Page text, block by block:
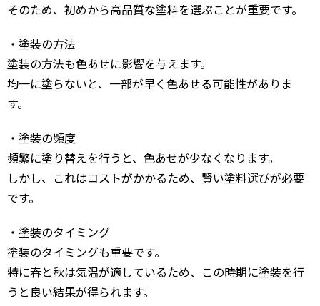
そのため、初めから高品質な塗料を選ぶことが重要です。
・塗装の方法
塗装の方法も色あせに影響を与えます。
均一に塗らないと、一部が早く色あせる可能性がありま
す。
・塗装の頻度
頻繁に塗り替えを行うと、色あせが少なくなります。
しかし、これはコストがかかるため、賢い塗料選びが必要
です。
・塗装のタイミング
塗装のタイミングも重要です。
特に春と秋は気温が適しているため、この時期に塗装を行
うと良い結果が得られます。